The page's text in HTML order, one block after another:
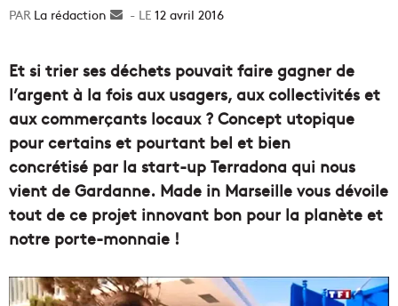
La rédaction
Envoyer12 avril 2016
Et si trier ses déchets pouvait faire gagner de
l’argent à la fois aux usagers, aux collectivités et
aux commerçants locaux ? Concept utopique
pour certains et pourtant bel et bien
concrétisé par la start-up Terradona qui nous
vient de Gardanne. Made in Marseille vous dévoile
tout de ce projet innovant bon pour la planète et
notre porte-monnaie !